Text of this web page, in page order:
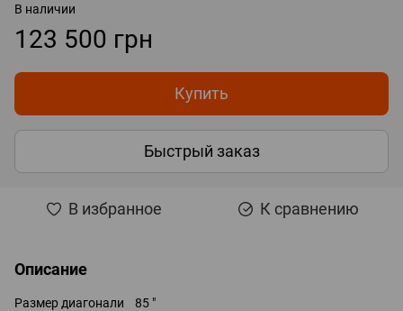
В наличии
123 500 грн
Купить
Быстрый заказ
В избранное К сравнению
Описание
Размер диагонали 85 "